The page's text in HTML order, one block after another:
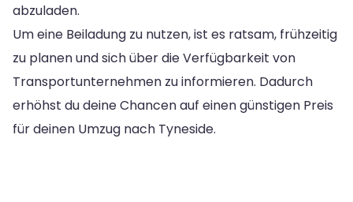
abzuladen.
Um eine Beiladung zu nutzen, ist es ratsam, frühzeitig
zu planen und sich über die Verfügbarkeit von
Transportunternehmen zu informieren. Dadurch
erhöhst du deine Chancen auf einen günstigen Preis
für deinen Umzug nach Tyneside.